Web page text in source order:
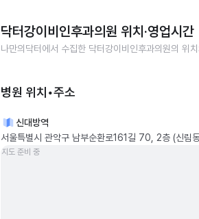
닥터강이비인후과의원 위치·영업시간
나만의닥터에서 수집한 닥터강이비인후과의원의 위
병원 위치•주소
신대방역
서울특별시 관악구 남부순환로161길 70, 2층 (신림
지도 준비 중